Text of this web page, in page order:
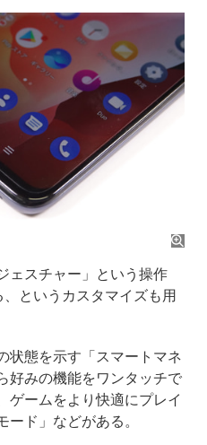
ェスチャー」という操作
、というカスタマイズも用
態を示す「スマートマネ
好みの機能をワンタッチで
ゲームをより快適にプレイ
ード」などがある。